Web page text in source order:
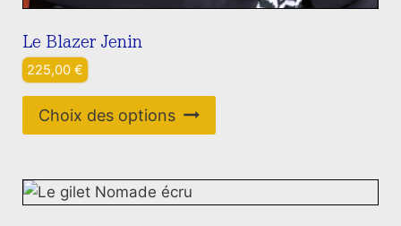
Le Blazer Jenin
225,00 €
Choix des options
produit
plusieurs
variations.